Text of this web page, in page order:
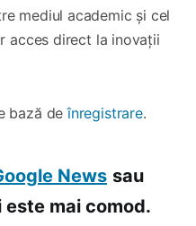
mediul academic și cel
acces direct la inovații
bază deînregistrare.
News sau
este mai comod.